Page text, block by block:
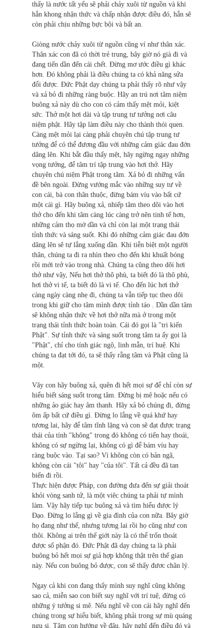
thấy là nước tất yếu sẽ phải chảy xuôi từ nguồn và khi
hắn khong nhận thức và chấp nhận được điều đó, hắn sẽ
còn phải chịu những bực bội và bất an.
Giòng nước chảy xuôi từ nguồn cũng ví như thân xác.
Thân xác con đã có thời trẻ trung, bây giờ nó già đi và
đang tiến dần đến cái chết. Ðừng mơ ước điều gì khác
hơn. Ðó không phải là điều chúng ta có khả năng sửa
đổi được. Ðức Phật dạy chúng ta phải thấy rõ như vậy
và xả bỏ đi những ràng buộc. Hãy an trú nơi tâm niệm
buông xả này dù cho con có cảm thấy mệt mỏi, kiệt
sức. Thở một hơi dài và tập trung tư tưởng nơi câu
niệm phật. Hãy tập làm điều này cho thành thói quen.
Càng mệt mỏi lại càng phải chuyên chú tập trung tư
tưởng để có thể đương đầu với những cảm giác đau đớn
dâng lên. Khi bắt đầu thấy mệt, hãy ngừng ngay những
vọng tưởng, để tâm trí tập trung vào hơi thở. Hãy
chuyên chú niệm Phật trong tâm. Xả bỏ đi những vấn
đề bên ngoài. Ðừng vướng mắc vào những suy tư về
con cái, bà con thân thuộc, đừng bám víu vào bất cứ
một cái gì. Hãy buông xả, nhiếp tâm theo dõi vào hơi
thở cho đến khi tâm càng lúc càng trở nên tinh tế hơn,
những cảm thọ mờ dần và chỉ còn lại một trạng thái
tỉnh thức và sáng suốt. Khi đó những cảm giác đau đớn
dâng lên sẽ tự lắng xuống dần. Khi tiễn biệt một người
thân, chúng ta đi ra nhìn theo cho đến khi khuất bóng
rồi mới trở vào trong nhà. Chúng ta cũng theo dõi hơi
thở như vậy, Nếu hơi thở thô phù, ta biết đó là thô phù,
hơi thở vi tế, ta biết đó là vi tế. Cho đến lúc hơi thở
càng ngày càng nhẹ đi, chúng ta vẫn tiếp tục theo dõi
trong khi giữ cho tâm mình được tỉnh táo . Dần dần tâm
sẽ không nhận thức về hơi thở nữa mà ở trong một
trạng thái tỉnh thức hoàn toàn. Cái đó gọi là "tri kiến
Phật". Sự tỉnh thức và sáng suốt trong tâm ta ấy gọi là
"Phật", chỉ cho tính giác ngộ, linh mẫn, trí huệ. Khi
chúng ta đạt tới đó, ta sẽ thấy rằng tâm và Phật cũng là
một.
Văy con hãy buông xả, quên đi hết mọi sự để chỉ còn sự
hiểu biết sáng suốt trong tâm. Ðừng bị mê hoặc nếu có
những ảo giác hay âm thanh. Hãy xả bỏ chúng đi, đừng
ôm ấp bất cứ điều gì. Ðừng lo lắng về quá khứ hay
tương lai, hãy để tâm tĩnh lặng và con sẽ đạt được trạng
thái của tính "không" trong đó không có tiến hay thoái,
không có sự ngừng lại, không có gì để bám víu hay
ràng buộc vào. Tại sao? Vì không còn có bản ngã,
không còn cái "tôi" hay "của tôi". Tất cả đều đã tan
biến đi rồi.
Thực hiện được Pháp, con đường đưa đến sự giải thoát
khỏi vòng sanh tử, là một viêc chúng ta phải tự mình
làm. Vậy hãy tiếp tục buông xả và tìm hiểu được lý
Ðạo. Ðừng lo lắng gì về gia đình của con nữa. Bây giờ
họ đang như thế, nhưng tương lai rồi họ cũng như con
thôi. Không ai trên thế giới này là có thể trốn thoát
được số phận đó. Ðức Phật đã dạy chúng ta là phải
buông bỏ hết mọi sự giả hợp không thật trên thế gian
này. Nếu con buông bỏ được, con sẽ thấy đươc chân lý.
Ngay cả khi con đang thấy mình suy nghĩ cũng không
sao cả, miễn sao con biết suy nghĩ với trí tuệ, đừng có
những ý tưởng si mê. Nếu nghĩ về con cái hãy nghĩ đến
chúng trong sự hiểu biết, không phải trong sự mù quáng
ngu si. Tâm con hướng về đâu, hãy nghĩ đến điều đó và